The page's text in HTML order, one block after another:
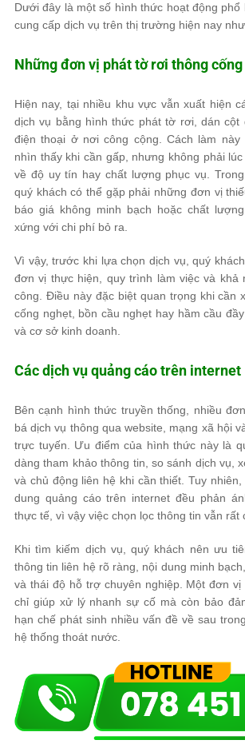
Dưới đây là một số hình thức hoạt động phổ
cung cấp dịch vụ trên thị trường hiện nay
Những đơn vị phát tờ rơi thông cống
Hiện nay, tại nhiều khu vực vẫn xuất hiện
dịch vụ bằng hình thức phát tờ rơi, dán cột
điện thoại ở nơi công cộng. Cách làm
nhìn thấy khi cần gấp, nhưng không phải
về độ uy tín hay chất lượng phục vụ.
quý khách có thể gặp phải những đơn vị
báo giá không minh bạch hoặc chất
xứng với chi phí bỏ ra.
Vì vậy, trước khi lựa chọn dịch vụ, quý
đơn vị thực hiện, quy trình làm việc và khả
công. Điều này đặc biệt quan trọng khi cần
cống nghẹt, bồn cầu nghẹt hay hầm cầu
và cơ sở kinh doanh.
Các dịch vụ quảng cáo trên internet
Bên cạnh hình thức truyền thống, nhiều
bá dịch vụ thông qua website, mạng xã hội
trực tuyến. Ưu điểm của hình thức này là
dàng tham khảo thông tin, so sánh dịch vụ,
và chủ động liên hệ khi cần thiết. Tuy
dung quảng cáo trên internet đều phản
thực tế, vì vậy việc chọn lọc thông tin vẫn rất
Khi tìm kiếm dịch vụ, quý khách nên ưu
thông tin liên hệ rõ ràng, nội dung minh
và thái độ hỗ trợ chuyên nghiệp. Một đơn vị
chỉ giúp xử lý nhanh sự cố mà còn bảo
hạn chế phát sinh nhiều vấn đề về sau
hệ thống thoát nước.